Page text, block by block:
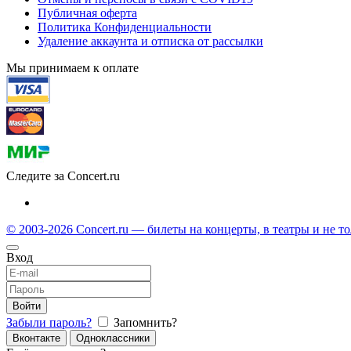
Публичная оферта
Политика Конфиденциальности
Удаление аккаунта и отписка от рассылки
Мы принимаем к оплате
Следите за Concert.ru
© 2003-2026 Concert.ru — билеты на концерты, в театры и не
Вход
Войти
Забыли пароль? Запомнить?
Вконтакте Одноклассники